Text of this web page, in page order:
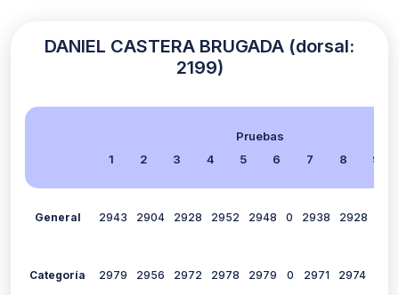
DANIEL CASTERA BRUGADA (dorsal:
2199)
Pruebas
1
2 3 4 5 6 7 8 9
General 2943 2904 2928 2952 2948 0 2938 2928
Categoría 2979 2956 2972 2978 2979 0 2971 2974